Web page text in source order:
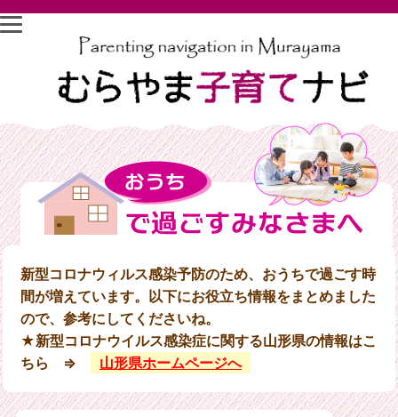
新型コロナウィルス感染予防のため、おうちで過ごす時
間が増えています。以下にお役立ち情報をまとめました
ので、参考にしてくださいね。
★新型コロナウイルス感染症に関する山形県の情報はこ
ちら ⇒
山形県ホームページへ